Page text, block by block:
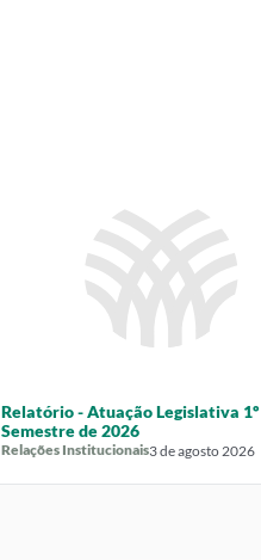
Relatório - Atuação Legislativa 1º
Semestre de 2026
Relações Institucionais3 de agosto 2026